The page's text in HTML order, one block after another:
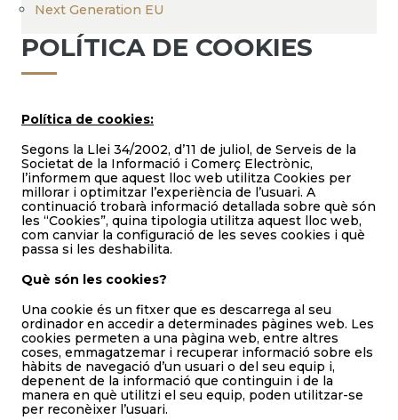
Next Generation EU
POLÍTICA DE COOKIES
Política de cookies:
Segons la Llei 34/2002, d’11 de juliol, de Serveis de la
Societat de la Informació i Comerç Electrònic,
l’informem que aquest lloc web utilitza Cookies per
millorar i optimitzar l’experiència de l’usuari. A
continuació trobarà informació detallada sobre què són
les “Cookies”, quina tipologia utilitza aquest lloc web,
com canviar la configuració de les seves cookies i què
passa si les deshabilita.
Què són les cookies?
Una cookie és un fitxer que es descarrega al seu
ordinador en accedir a determinades pàgines web. Les
cookies permeten a una pàgina web, entre altres
coses, emmagatzemar i recuperar informació sobre els
hàbits de navegació d’un usuari o del seu equip i,
depenent de la informació que continguin i de la
manera en què utilitzi el seu equip, poden utilitzar-se
per reconèixer l’usuari.